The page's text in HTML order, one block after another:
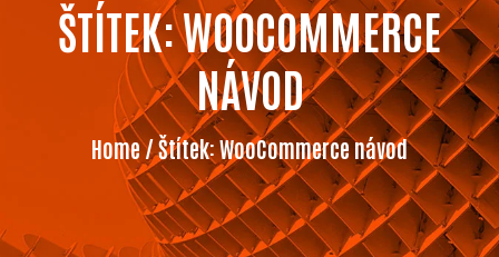
ŠTÍTEK:WOOCOMMERCE
NÁVOD
Home/ Štítek:WooCommerce návod